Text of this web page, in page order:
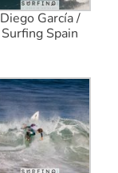
Diego García /
Surfing Spain